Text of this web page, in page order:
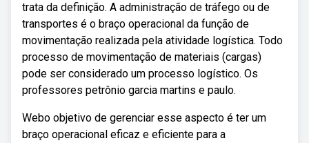
trata da definição. A administração de tráfego ou de
transportes é o braço operacional da função de
movimentação realizada pela atividade logística. Todo
processo de movimentação de materiais (cargas)
pode ser considerado um processo logístico. Os
professores petrônio garcia martins e paulo.
Webo objetivo de gerenciar esse aspecto é ter um
braço operacional eficaz e eficiente para a